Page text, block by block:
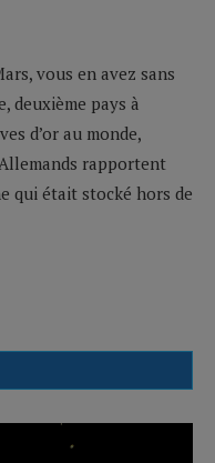
vous en avez sans
deuxième pays à
d’or au monde,
rapportent
qui était stocké hors de